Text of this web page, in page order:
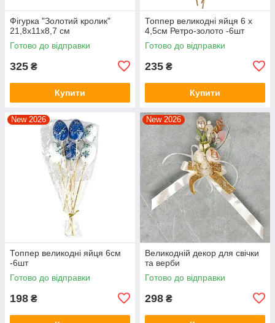
Фігурка "Золотий кролик"
21,8х11х8,7 см
Готово до відправки
325 ₴
Купити
Топпер великодні яйця 6 х
4,5см Ретро-золото -6шт
Готово до відправки
235 ₴
Купити
New 2026
Топпер великодні яйця 6см
-6шт
Готово до відправки
198 ₴
New 2026
Великодній декор для свічки
та верби
Готово до відправки
298 ₴